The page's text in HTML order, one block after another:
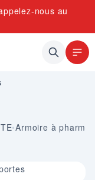
nous au
•Armoire à